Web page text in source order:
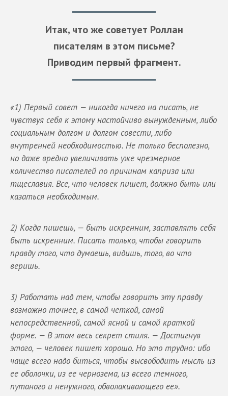
Итак, что же советует Роллан
писателям в этом письме?
Приводим первый фрагмент.
«1) Первый совет — никогда ничего на писать, не
чувствуя себя к этому настойчиво вынужденным, либо
социальным долгом и долгом совести, либо
внутренней необходимостью. Не только бесполезно,
но даже вредно увеличивать уже чрезмерное
количество писателей по причинам каприза или
тщеславия. Все, что человек пишет, должно быть или
казаться необходимым.
2) Когда пишешь, — быть искренним, заставлять себя
быть искренним. Писать только, чтобы говорить
правду того, что думаешь, видишь, того, во что
веришь.
3) Работать над тем, чтобы говорить эту правду
возможно точнее, в самой четкой, самой
непосредственной, самой ясной и самой краткой
форме. — В этом весь секрет стиля. — Достигнув
этого, — человек пишет хорошо. Но это трудно: ибо
чаще всего надо биться, чтобы высвободить мысль из
ее оболочки, из ее чернозема, из всего темного,
путаного и ненужного, обволакивающего ее».